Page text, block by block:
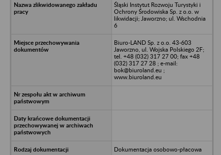
Śląski Instytut Rozwoju Turystyki i
Ochrony Środowiska Sp. z o.o. w
likwidacji; Jaworzno; ul. Wschodnia
6
Biuro-LAND Sp. z o.o. 43-603
Jaworzno, ul. Wojska Polskiego 2F;
tel. +48 (032) 317 27 00; fax +48
(032) 317 27 28 ; e-mail:
bok@biuroland.eu ;
www.biuroland.eu
Dokumentacja osobowo-płacowa